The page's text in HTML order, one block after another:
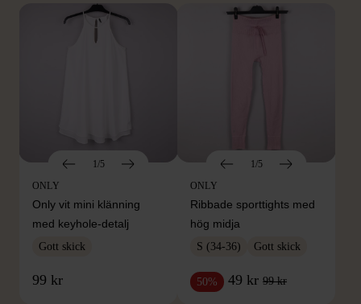
1/5
ONLY
Only vit mini klänning
med keyhole-detalj
Gott skick
99 kr
1/5
ONLY
Ribbade sporttights med
hög midja
S (34-36) Gott skick
50% 49 kr 99 kr